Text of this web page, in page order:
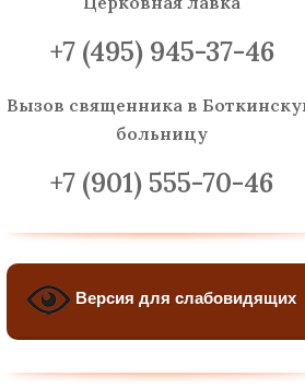
+7 (495) 945-37-46
Вызов священника в
больницу
+7 (901) 555-70-46
Версия для слабовидящих